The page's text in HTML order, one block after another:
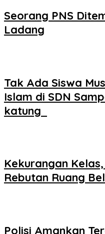
Seorang PNS
Ladang
Tak Ada Siswa
Islam di SDN
katung ‎
Kekurangan
Rebutan Ruang
Polisi Amankan